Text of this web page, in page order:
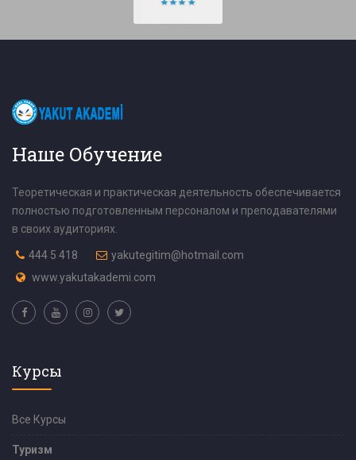
Наше Обучение
Теоретическая и практическая деятельность обеспечивается
полностью подготовленным персоналом и преподавателями
в своих аудиториях.
444 5 418
yakutegitim@hotmail.com
www.yakutakademi.com
Курсы
Все Курсы
Туризм